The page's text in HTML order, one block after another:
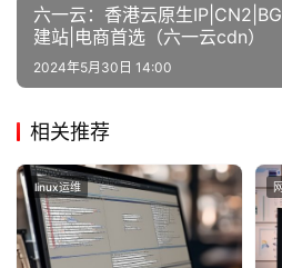
六一云：香港云原生
建站|电商首选（六一云cdn）
2024年5月30日 14:00
相关推荐
linux运维